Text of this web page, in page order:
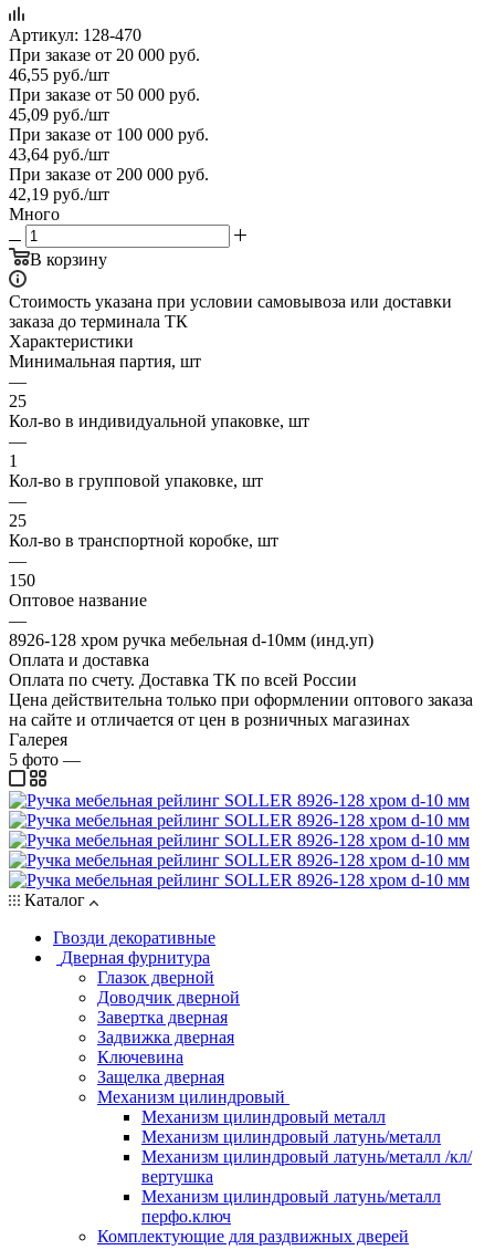
Артикул: 128-470
При заказе от 20 000 руб.
46,55 руб./шт
При заказе от 50 000 руб.
45,09 руб./шт
При заказе от 100 000 руб.
43,64 руб./шт
При заказе от 200 000 руб.
42,19 руб./шт
Много
В корзину
Стоимость указана при условии самовывоза или доставки
заказа до терминала ТК
Характеристики
Минимальная партия, шт
—
25
Кол-во в индивидуальной упаковке, шт
—
1
Кол-во в групповой упаковке, шт
—
25
Кол-во в транспортной коробке, шт
—
150
Оптовое название
—
8926-128 хром ручка мебельная d-10мм (инд.уп)
Оплата и доставка
Оплата по счету. Доставка ТК по всей России
Цена действительна только при оформлении оптового заказа
на сайте и отличается от цен в розничных магазинах
Галерея
5 фото —
Каталог
Гвозди декоративные
Дверная фурнитура
Глазок дверной
Доводчик дверной
Завертка дверная
Задвижка дверная
Ключевина
Защелка дверная
Механизм цилиндровый
Механизм цилиндровый металл
Механизм цилиндровый латунь/металл
Механизм цилиндровый латунь/металл /кл/
вертушка
Механизм цилиндровый латунь/металл
перфо.ключ
Комплектующие для раздвижных дверей